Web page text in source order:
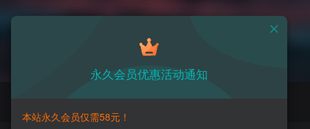
永久会员优惠活动通知
本站永久会员仅需58元！